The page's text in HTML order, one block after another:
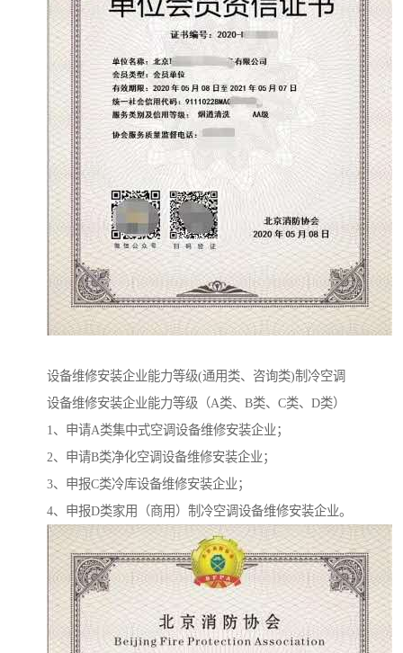
设备维修安装企业能力等级(通用类、咨询类)制冷空调
设备维修安装企业能力等级（A类、B类、C类、D类）
1、申请A类集中式空调设备维修安装企业；
2、申请B类净化空调设备维修安装企业；
3、申报C类冷库设备维修安装企业；
4、申报D类家用（商用）制冷空调设备维修安装企业。